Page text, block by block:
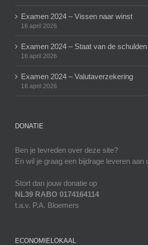
Examen 2024 – Vissen naar winst
16 april 2026
Examen 2024 – Staat van de schulden
16 april 2026
Examen 2024 – Valutaverzekering
16 april 2026
DONATIE
Ben je tevreden over deze site?
En wil je graag een bijdrage leveren aan
Stort dan jouw donatie op
NL39 RABO 0174164114
t.a.v. P.A. Bloemers
ECONOMIELOKAAL